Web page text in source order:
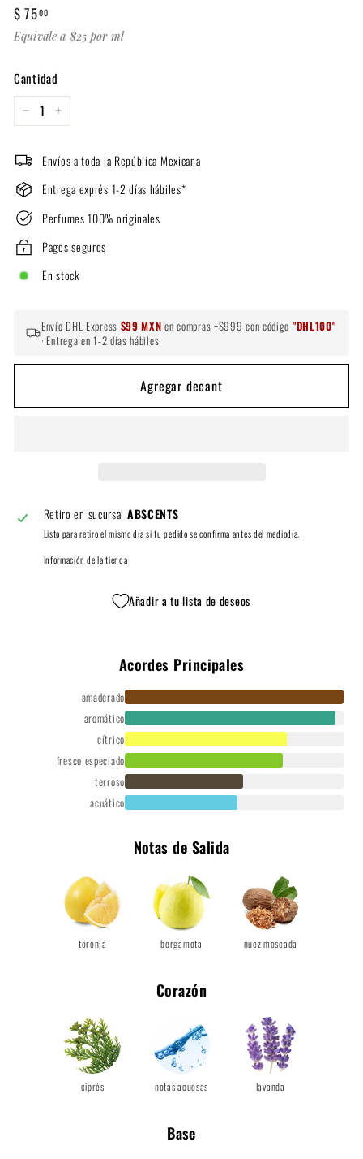
Precio
habitual
$ 7500$
75.00
Equivale a $25 por ml
Cantidad
+
Envíos a toda la República Mexicana
Entrega exprés 1-2 días hábiles*
Perfumes 100% originales
Pagos seguros
En stock
Envío DHL Express $99 MXN en compras +$999 con código "DHL100"
· Entrega en 1-2 días hábiles
Agregar decant
Retiro en sucursal ABSCENTS
Listo para retiro el mismo día si tu pedido se confirma antes del mediodía.
Información de la tienda
Añadir a tu lista de deseos
Acordes Principales
amaderado
aromático
cítrico
fresco especiado
terroso
acuático
Notas de Salida
toronja bergamota nuez moscada
Corazón
ciprés notas acuosas lavanda
Base